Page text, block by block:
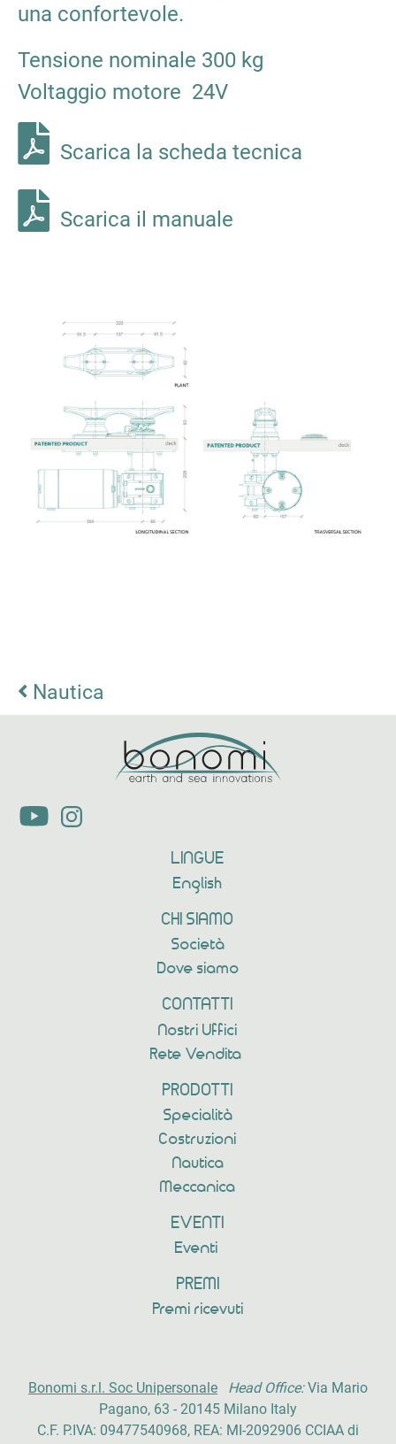
una confortevole.
Tensione nominale 300 kg
Voltaggio motore 24V
Scarica la scheda tecnica
Scarica il manuale
Nautica
LINGUE
English
CHI SIAMO
Società
Dove siamo
CONTATTI
Nostri Uffici
Rete Vendita
PRODOTTI
Specialità
Costruzioni
Nautica
Meccanica
EVENTI
Eventi
PREMI
Premi ricevuti
Bonomi s.r.l. Soc Unipersonale Head Office: Via Mario
Pagano, 63 - 20145 Milano Italy
C.F. P.IVA: 09477540968, REA: MI-2092906 CCIAA di